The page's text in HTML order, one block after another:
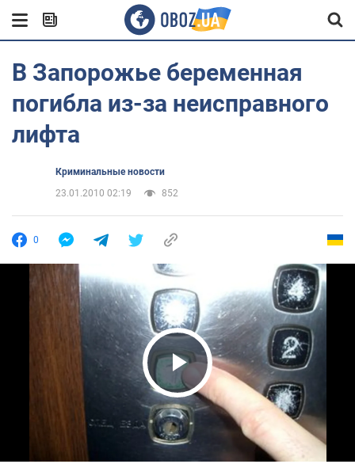
В Запорожье беременная
погибла из-за неисправного
лифта
Криминальные новости
23.01.2010 02:19
852
0
Play Video